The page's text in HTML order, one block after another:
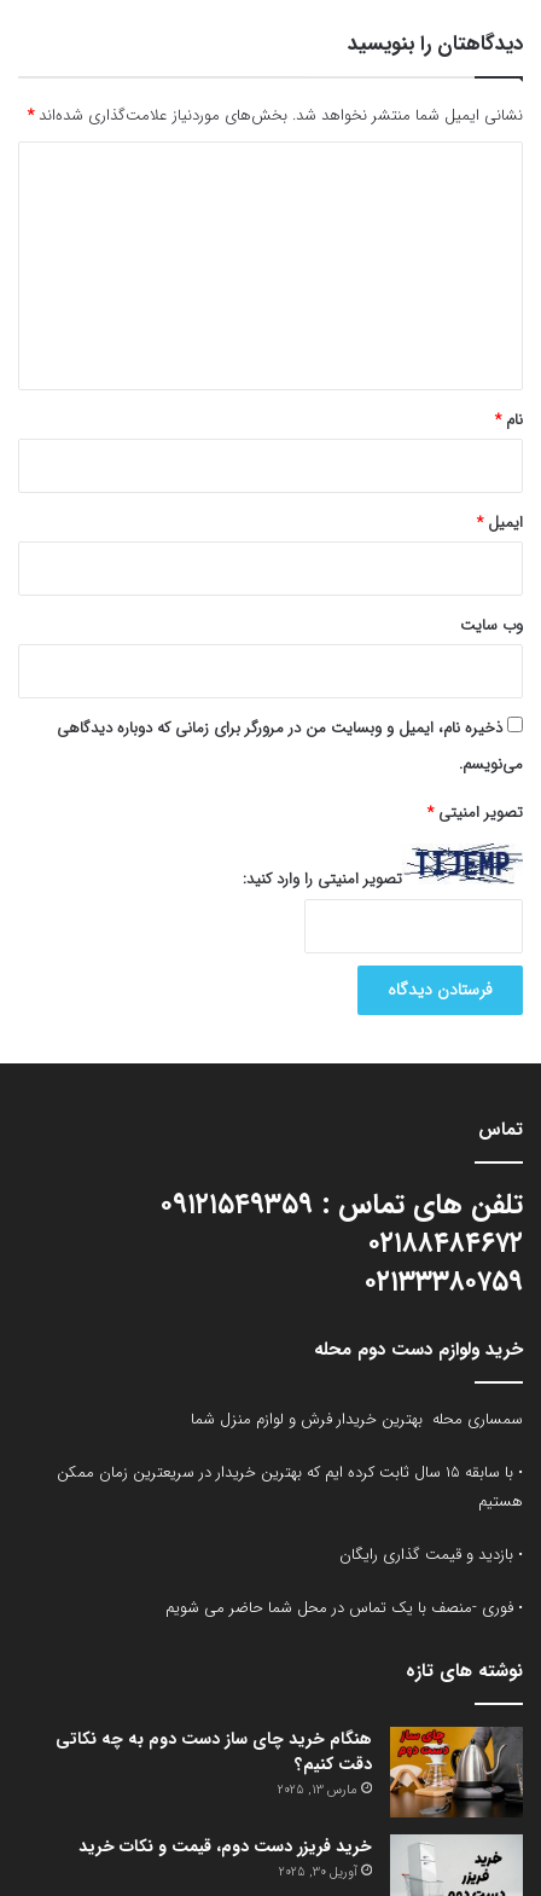
دیدگاهتان را بنویسید
نشانی ایمیل شما منتشر نخواهد شد. بخش‌های موردنیاز علامت‌گذاری شده‌اند*
نام*
ایمیل*
وب‌ سایت
ذخیره نام، ایمیل و وبسایت من در مرورگر برای زمانی که دوباره دیدگاهی
می‌نویسم.
تصویر امنیتی*
تصویر امنیتی را وارد کنید:
تماس
تلفن های تماس : ۰۹۱۲۱۵۴۹۳۵۹
۰۲۱۸۸۴۸۴۶۷۲
۰۲۱۳۳۳۸۰۷۵۹
خرید ولوازم دست دوم محله
سمساری محله بهترین خریدار فرش و لوازم منزل شما
• با سابقه ۱۵ سال ثابت کرده ایم که بهترین خریدار در سریعترین زمان ممکن
هستیم
• بازدید و قیمت گذاری رایگان
• فوری -منصف با یک تماس در محل شما حاضر می شویم
نوشته های تازه
هنگام خرید چای ساز دست دوم به چه نکاتی
دقت کنیم؟
مارس 13, 2025
خرید فریزر دست دوم، قیمت و نکات خرید
آوریل 30, 2025